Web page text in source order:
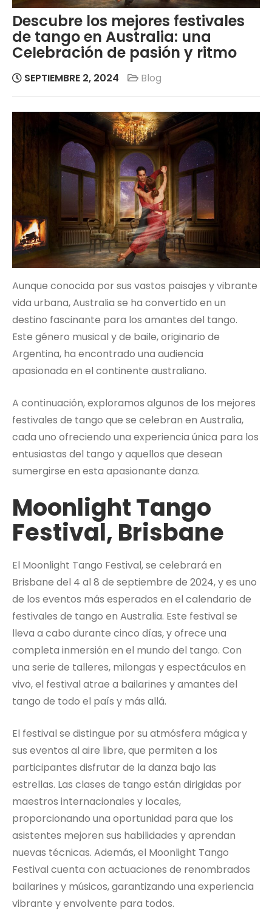
Descubre los mejores festivales
de tango en Australia: una
Celebración de pasión y ritmo
SEPTIEMBRE 2, 2024 Blog
Aunque conocida por sus vastos paisajes y vibrante
vida urbana, Australia se ha convertido en un
destino fascinante para los amantes del tango.
Este género musical y de baile, originario de
Argentina, ha encontrado una audiencia
apasionada en el continente australiano.
A continuación, exploramos algunos de los mejores
festivales de tango que se celebran en Australia,
cada uno ofreciendo una experiencia única para los
entusiastas del tango y aquellos que desean
sumergirse en esta apasionante danza.
Moonlight Tango
Festival, Brisbane
El Moonlight Tango Festival, se celebrará en
Brisbane del 4 al 8 de septiembre de 2024, y es uno
de los eventos más esperados en el calendario de
festivales de tango en Australia. Este festival se
lleva a cabo durante cinco días, y ofrece una
completa inmersión en el mundo del tango. Con
una serie de talleres, milongas y espectáculos en
vivo, el festival atrae a bailarines y amantes del
tango de todo el país y más allá.
El festival se distingue por su atmósfera mágica y
sus eventos al aire libre, que permiten a los
participantes disfrutar de la danza bajo las
estrellas. Las clases de tango están dirigidas por
maestros internacionales y locales,
proporcionando una oportunidad para que los
asistentes mejoren sus habilidades y aprendan
nuevas técnicas. Además, el Moonlight Tango
Festival cuenta con actuaciones de renombrados
bailarines y músicos, garantizando una experiencia
vibrante y envolvente para todos.